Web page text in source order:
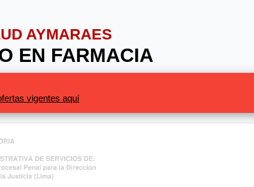
AYMARAES
EN FARMACIA
vigentes aquí